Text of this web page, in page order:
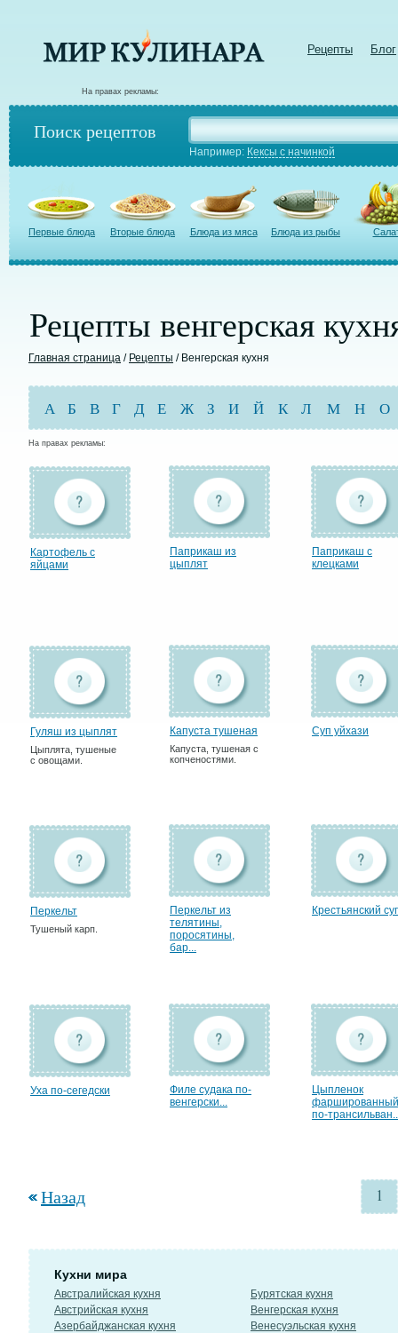
Рецепты Блог
На правах рекламы:
Поиск рецептов
Например: Кексы с начинкой
Первые блюда Вторые блюда Блюда из мяса Блюда из рыбы
Рецепты венгерская
Главная страница / Рецепты / Венгерская кухня
А Б В Г Д Е Ж З И Й К Л М Н О
На правах рекламы:
Картофель с
яйцами
Паприкаш из
цыплят
Паприкаш с
клецками
Гуляш из цыплят
Цыплята, тушеные
с овощами.
Капуста тушеная
Капуста, тушеная с
копченостями.
Суп уйхази
Перкельт
Тушеный карп.
Перкельт из
телятины,
поросятины,
бар...
Крестьянский
Уха по-сегедски
Филе судака по-
венгерски...
Цыпленок
фаршированный
по-
Назад 1
Кухни мира
Австралийская кухня
Австрийская кухня
Азербайджанская кухня
Бурятская кухня
Венгерская кухня
Венесуэльская кухня